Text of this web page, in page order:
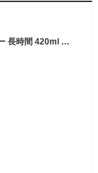
ヘンケルジャパン ロックタイト 超強力防水スプレー 長時間 420ml DBL-380 LOCTITE LOCTITE ロックタイト